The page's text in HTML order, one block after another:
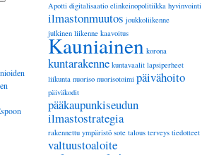
Apotti digitalisaatio elinkeinopolitiikka hyvinvointi
ilmastonmuutos joukkoliikenne
julkinen liikenne kaavoitus
Kauniainen korona
kuntarakenne kuntavaalit lapsiperheet
liikunta nuoriso nuorisotoimi päivähoito
päiväkodit
pääkaupunkiseudun
ilmastostrategia
rakennettu ympäristö sote talous terveys tiedotteet
valtuustoaloite